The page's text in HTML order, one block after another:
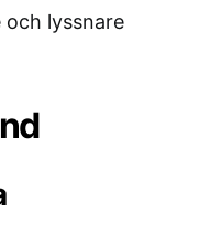
lyssnare